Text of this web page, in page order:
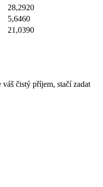
28,2920
5,6460
21,0390
čistý příjem, stačí zadat